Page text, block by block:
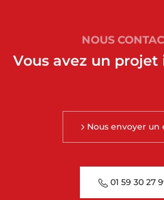
NOUS
Vous avez un
Nous envoyer un
01 59 30 27